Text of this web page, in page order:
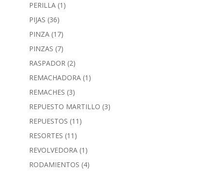
PERILLA (1)
PIJAS (36)
PINZA (17)
PINZAS (7)
RASPADOR (2)
REMACHADORA (1)
REMACHES (3)
REPUESTO MARTILLO (3)
REPUESTOS (11)
RESORTES (11)
REVOLVEDORA (1)
RODAMIENTOS (4)